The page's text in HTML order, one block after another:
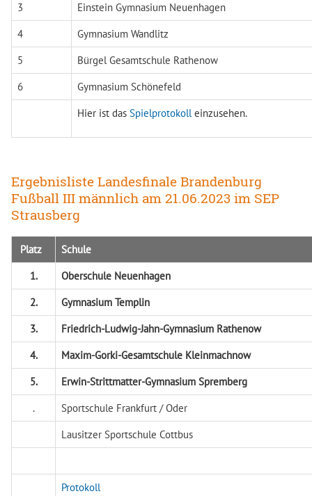
3
Einstein Gymnasium Neuenhagen
4
Gymnasium Wandlitz
5
Bürgel Gesamtschule Rathenow
6
Gymnasium Schönefeld
Hier ist das Spielprotokolleinzusehen.
Ergebnisliste Landesfinale Brandenburg
Fußball III männlich am 21.06.2023 im SEP
Strausberg
Platz
Schule
1.
Oberschule Neuenhagen
2.
Gymnasium Templin
3.
Friedrich-Ludwig-Jahn-Gymnasium Rathenow
4.
Maxim-Gorki-Gesamtschule Kleinmachnow
5.
Erwin-Strittmatter-Gymnasium Spremberg
.
Sportschule Frankfurt / Oder
Lausitzer Sportschule Cottbus
Protokoll